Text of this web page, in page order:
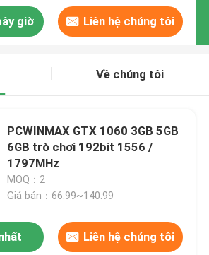
giờ Liên hệ chúng tôi
Về chúng tôi
PCWINMAX GTX 1060 3GB 5GB
6GB trò chơi 192bit 1556 /
1797MHz
MOQ：2
Giá bán：66.99~140.99
Liên hệ chúng tôi